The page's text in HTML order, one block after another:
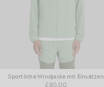
Sportliche Windjacke mit Einsätzen
£80.00